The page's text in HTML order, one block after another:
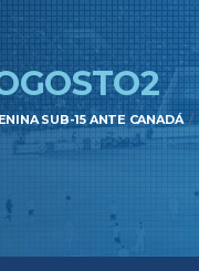
SUB-15 ANTE CANADÁ